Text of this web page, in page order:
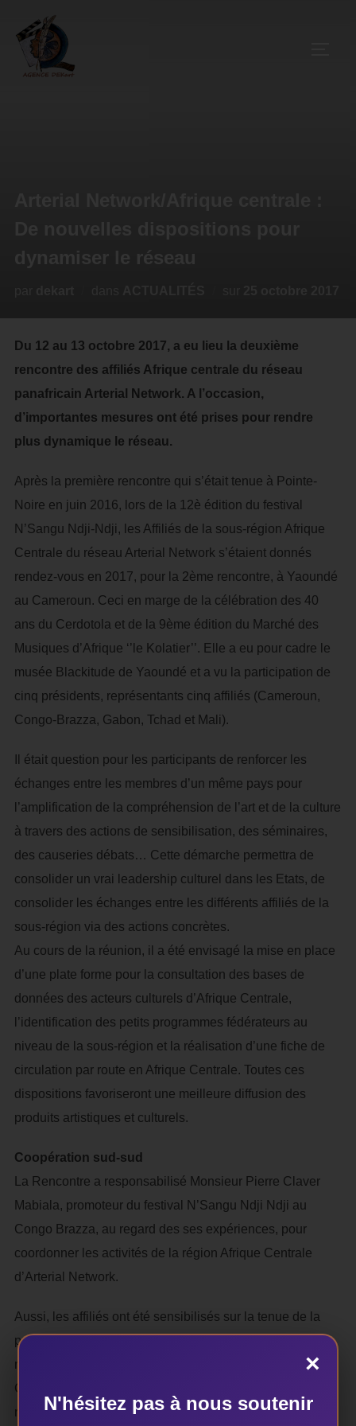
Du 12 au 13 octobre 2017, a eu lieu la deuxième
rencontre des affiliés Afrique centrale du réseau
panafricain Arterial Network. A l’occasion,
d’importantes mesures ont été prises pour rendre
plus dynamique le réseau.
Après la première rencontre qui s’était tenue à Pointe-
Noire en juin 2016, lors de la 12è édition du festival
N’Sangu Ndji-Ndji, les Affiliés de la sous-région Afrique
Centrale du réseau Arterial Network s’étaient donnés
rendez-vous en 2017, pour la 2ème rencontre, à Yaoundé
au Cameroun. Ceci en marge de la célébration des 40
ans du Cerdotola et de la 9ème édition du Marché des
Musiques d’Afrique ‘’le Kolatier’’. Elle a eu pour cadre le
musée Blackitude de Yaoundé et a vu la participation de
cinq présidents, représentants cinq affiliés (Cameroun,
Congo-Brazza, Gabon, Tchad et Mali).
Il était question pour les participants de renforcer les
échanges entre les membres d’un même pays pour
l’amplification de la compréhension de l’art et de la culture
à travers des actions de sensibilisation, des séminaires,
des causeries débats… Cette démarche permettra de
consolider un vrai leadership culturel dans les Etats, de
consolider les échanges entre les différents affiliés de la
sous-région via des actions concrètes.
Au cours de la réunion, il a été envisagé la mise en place
d’une plate forme pour la consultation des bases de
données des acteurs culturels d’Afrique Centrale,
l’identification des petits programmes fédérateurs au
niveau de la sous-région et la réalisation d’une fiche de
circulation par route en Afrique Centrale. Toutes ces
dispositions favoriseront une meilleure diffusion des
produits artistiques et culturels.
Coopération sud-sud
La Rencontre a responsabilisé Monsieur Pierre Claver
Mabiala, promoteur du festival N’Sangu Ndji Ndji au
Congo Brazza, au regard des ses expériences, pour
coordonner les activités de la région Afrique Centrale
d’Arterial Network.
Aussi, les affiliés ont été sensibilisés sur la tenue de la
prochaine Assemblée Générale et de leur devoir de se
mettre en conformité avec les textes et les décisions du
Comité de Pilotage. En fin, il sied de souligner qu’en
marge de cette rencontre de Yaoundé, Arterial Network
×
N'hésitez pas à nous soutenir